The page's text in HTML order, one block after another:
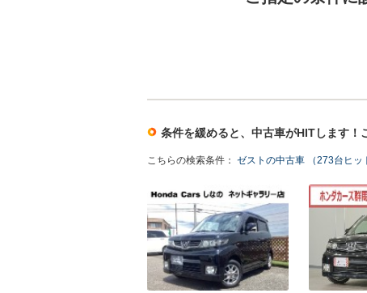
条件を緩めると、中古車がHITします！
こちらの検索条件： ゼストの中古車 （273台ヒッ